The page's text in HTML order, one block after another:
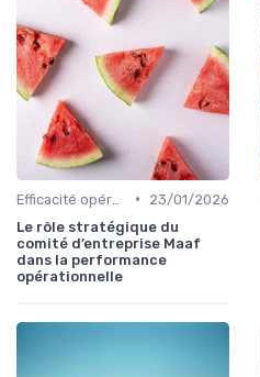
•
23/01/2026
Le rôle stratégique du
comité d’entreprise Maaf
dans la performance
opérationnelle